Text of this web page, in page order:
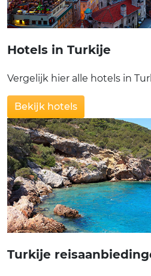
Hotels in Turkije
Vergelijk hier alle hotels in
Bekijk hotels
Turkije